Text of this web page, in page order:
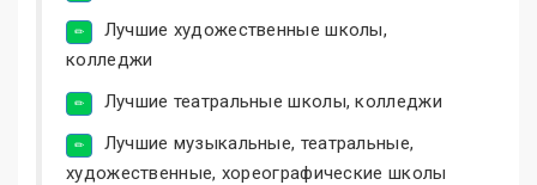
Лучшие художественные школы,
колледжи
Лучшие театральные школы, колледжи
Лучшие музыкальные, театральные,
художественные, хореографические школы